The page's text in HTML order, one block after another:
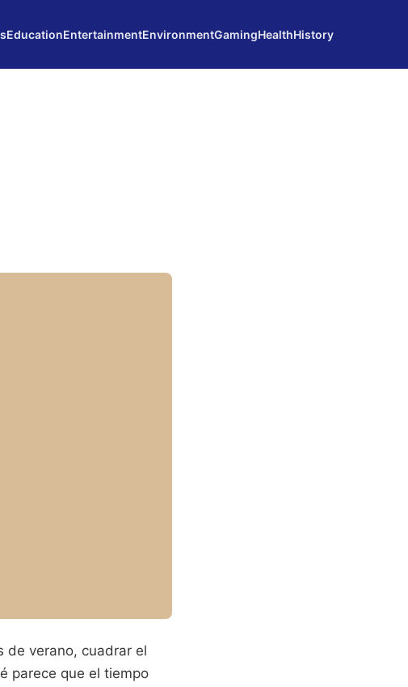
EducationEntertainmentEnvironmentGamingHealthHistory
de verano, cuadrar el
parece que el tiempo